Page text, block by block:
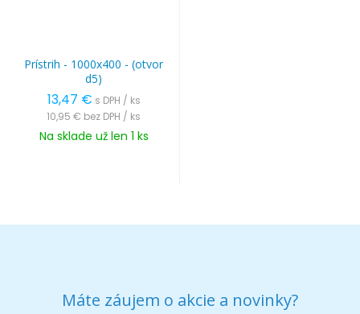
Prístrih - 1000x400 - (otvor
d5)
13,47 € s DPH / ks
10,95 € bez DPH / ks
Na sklade už len 1 ks
Máte záujem o akcie a novinky?